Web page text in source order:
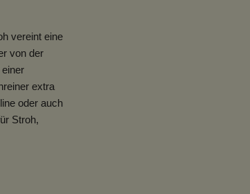
vereint eine
von der
extra
oder auch
Stroh,